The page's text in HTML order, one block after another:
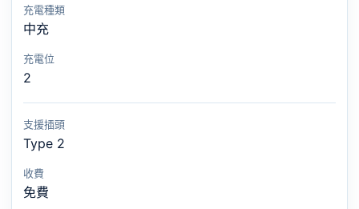
充電種類
中充
充電位
2
支援插頭
Type 2
收費
免費